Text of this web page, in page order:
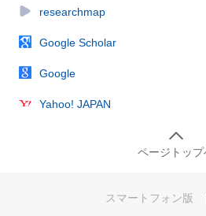
researchmap
Google Scholar
Google
Yahoo! JAPAN
ページトップ
スマートフォン版